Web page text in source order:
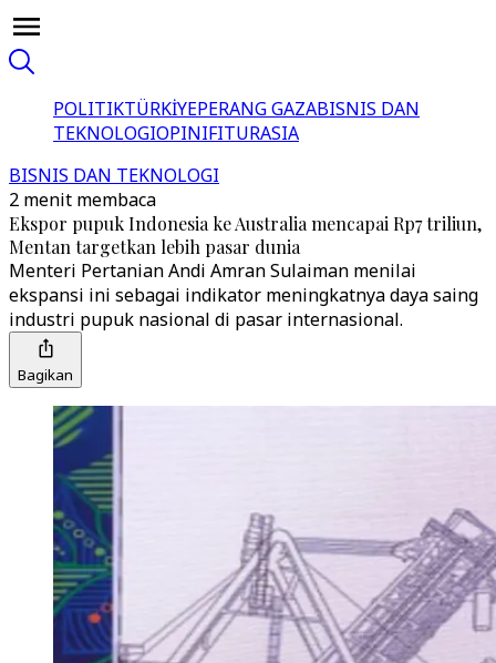
POLITIKTÜRKİYEPERANG GAZABISNIS DAN
TEKNOLOGIOPINIFITURASIA
BISNIS DAN TEKNOLOGI
2 menit membaca
Ekspor pupuk Indonesia ke Australia mencapai Rp7 triliun,
Mentan targetkan lebih pasar dunia
Menteri Pertanian Andi Amran Sulaiman menilai
ekspansi ini sebagai indikator meningkatnya daya saing
industri pupuk nasional di pasar internasional.
Bagikan